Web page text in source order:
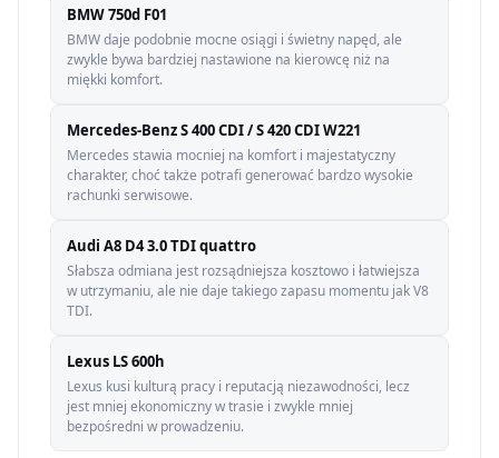
BMW 750d F01
BMW daje podobnie mocne osiągi i świetny napęd, ale
zwykle bywa bardziej nastawione na kierowcę niż na
miękki komfort.
Mercedes-Benz S 400 CDI / S 420 CDI W221
Mercedes stawia mocniej na komfort i majestatyczny
charakter, choć także potrafi generować bardzo wysokie
rachunki serwisowe.
Audi A8 D4 3.0 TDI quattro
Słabsza odmiana jest rozsądniejsza kosztowo i łatwiejsza
w utrzymaniu, ale nie daje takiego zapasu momentu jak V8
TDI.
Lexus LS 600h
Lexus kusi kulturą pracy i reputacją niezawodności, lecz
jest mniej ekonomiczny w trasie i zwykle mniej
bezpośredni w prowadzeniu.